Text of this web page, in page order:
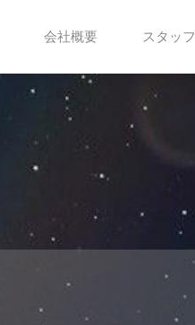
会社概要 スタッフ